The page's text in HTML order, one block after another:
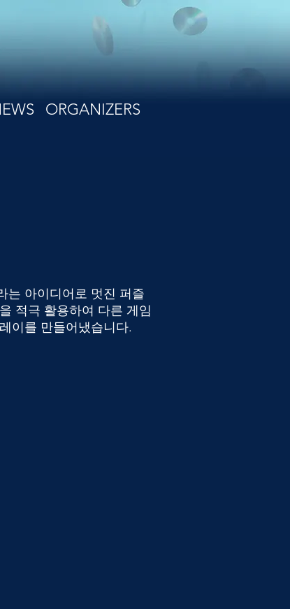
ORGANIZERS
는 아이디어로 멋진 퍼즐
적극 활용하여 다른 게임
이를 만들어냈습니다.